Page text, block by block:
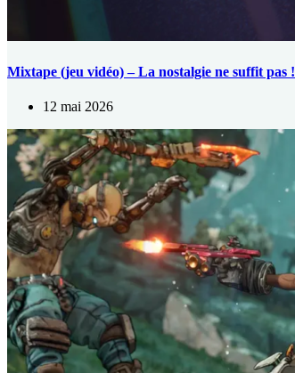
Mixtape (jeu vidéo) – La nostalgie ne suffit pas !
12 mai 2026